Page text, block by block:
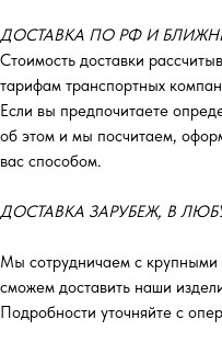
ДОСТАВКА ПО РФ И
Стоимость доставки
тарифам транспортных
Если вы предпочитаете
об этом и мы посчитаем,
вас способом.
ДОСТАВКА ЗАРУБЕЖ, В
Мы сотрудничаем с
сможем доставить наши
Подробности уточняйте с